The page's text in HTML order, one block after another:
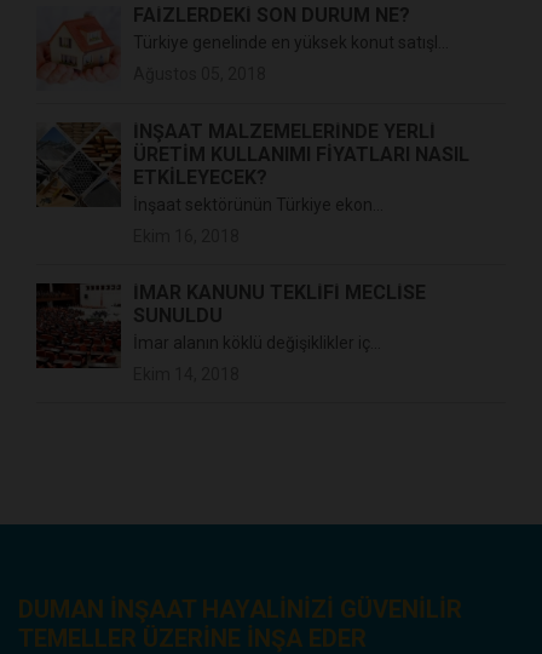
FAİZLERDEKİ SON DURUM NE?
Türkiye genelinde en yüksek konut satışl...
İNŞAAT MALZEMELERİNDE YERLİ
ÜRETİM KULLANIMI FİYATLARI NASIL
ETKİLEYECEK?
İnşaat sektörünün Türkiye ekon...
İMAR KANUNU TEKLİFİ MECLİSE
SUNULDU
İmar alanın köklü değişiklikler iç...
DUMAN INŞAAT HAYALINIZI GÜVENILIR
TEMELLER ÜZERINE INŞA EDER